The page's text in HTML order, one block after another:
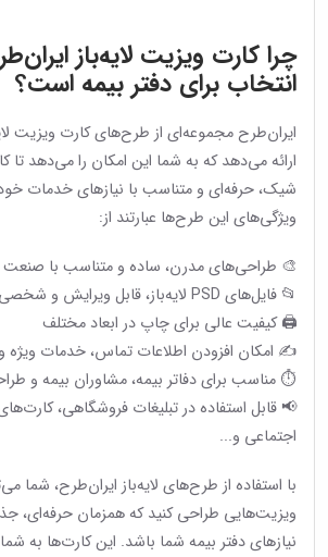
چرا کارت ویزیت لایه‌باز
انتخاب برای دفتر بیمه است؟
ایران‌طرح مجموعه‌ای از طرح‌های کارت ویزیت
ارائه می‌دهد که به شما این امکان را می‌دهد تا
شیک، حرفه‌ای و متناسب با نیازهای خدمات
ویژگی‌های این طرح‌ها عبارتند از:
🎨 طراحی‌های مدرن، ساده و متناسب با صنعت
📂 فایل‌های PSD لایه‌باز، قابل ویرایش و شخصی‌سازی کامل
🖨 کیفیت عالی برای چاپ در ابعاد مختلف
✍️ امکان افزودن اطلاعات تماس، خدمات ویژه
⏱ مناسب برای دفاتر بیمه، مشاوران بیمه و
📢 قابل استفاده در تبلیغات فروشگاهی،
اجتماعی و...
با استفاده از طرح‌های لایه‌باز ایران‌طرح، شما
ویزیت‌هایی طراحی کنید که همزمان حرفه‌ای،
نیازهای دفتر بیمه شما باشد. این کارت‌ها به